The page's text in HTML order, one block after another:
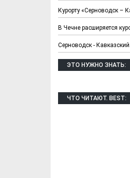
Курорту «Серноводск –
В Чечне расширяется
Серноводск -
ЭТО НУЖНО ЗНАТЬ:
ЧТО ЧИТАЮТ. BEST: